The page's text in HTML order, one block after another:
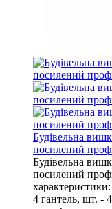
Будівельна
посилений
Будівельна
посилений
4 гантель, шт. -